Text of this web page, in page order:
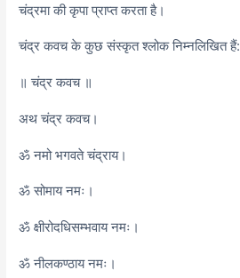
चंद्रमा की कृपा प्राप्त करता है।
चंद्र कवच के कुछ संस्कृत श्लोक निम्नलिखित हैं:
॥ चंद्र कवच ॥
अथ चंद्र कवच।
ॐ नमो भगवते चंद्राय।
ॐ सोमाय नमः।
ॐ क्षीरोदधिसम्भवाय नमः।
ॐ नीलकण्ठाय नमः।